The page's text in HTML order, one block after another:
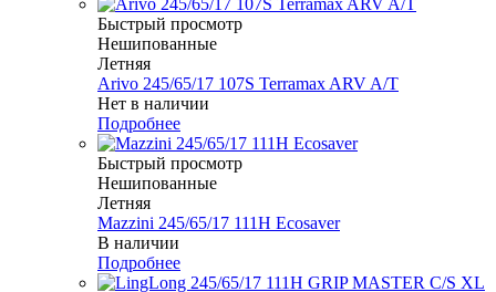
Быстрый просмотр
Нешипованные
Летняя
Arivo 245/65/17 107S Terramax ARV A/T
Нет в наличии
Подробнее
Быстрый просмотр
Нешипованные
Летняя
Mazzini 245/65/17 111H Ecosaver
В наличии
Подробнее